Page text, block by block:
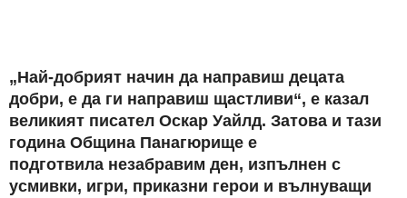
„Най-добрият начин да направиш децата
добри, е да ги направиш щастливи“, е казал
великият писател Оскар Уайлд. Затова и тази
година Община Панагюрище е
подготвила незабравим ден, изпълнен с
усмивки, игри, приказни герои и вълнуващи